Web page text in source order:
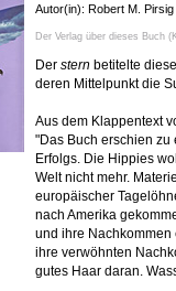
Autor(in): Robert M. Pirsig
Der Verlag über dieses Buch
Der stern betitelte
deren Mittelpunkt die
Aus dem Klappentext
"Das Buch erschien
Erfolgs. Die Hippies
Welt nicht mehr.
europäischer
nach Amerika
und ihre
ihre verwöhnten
gutes Haar daran.